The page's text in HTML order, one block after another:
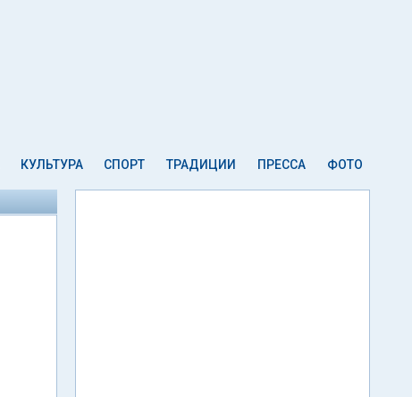
КУЛЬТУРА СПОРТ ТРАДИЦИИ ПРЕССА ФОТО